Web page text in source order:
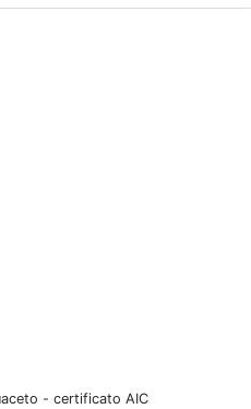
- certificato AIC